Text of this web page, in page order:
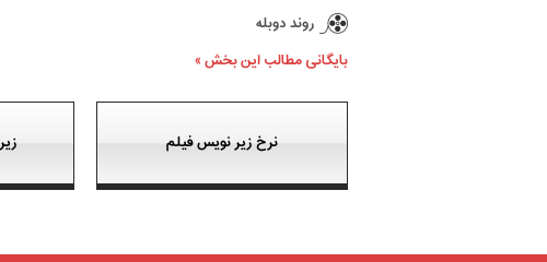
روند دوبله
بایگانی مطالب این بخش »
نرخ زیر نویس فیلم